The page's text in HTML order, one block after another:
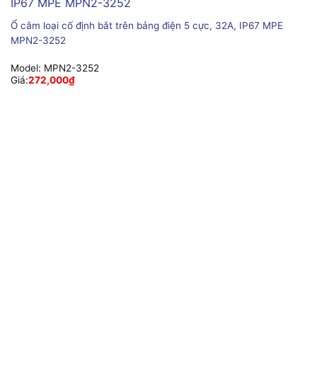
Ổ cắm loại cố định bắt trên bảng điện 5 cực, 32A, IP67 MPE
MPN2-3252
Model: MPN2-3252
Giá:272,000₫